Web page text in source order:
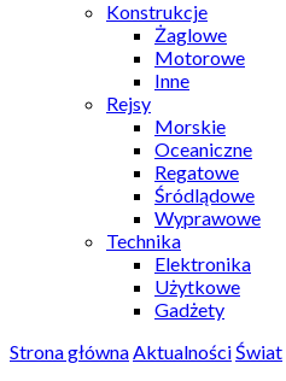
Konstrukcje
Żaglowe
Motorowe
Inne
Rejsy
Morskie
Oceaniczne
Regatowe
Śródlądowe
Wyprawowe
Technika
Elektronika
Użytkowe
Gadżety
Strona głównaAktualnościŚwiat